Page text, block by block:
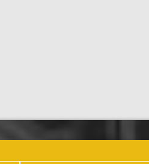
PHOTOS /